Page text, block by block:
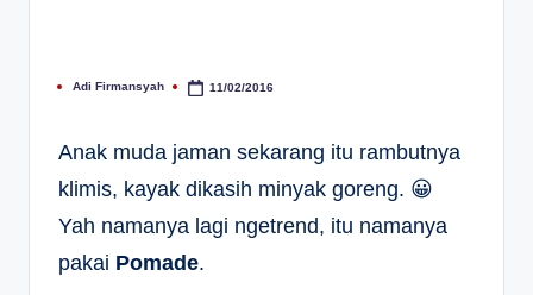
Posted
Adi Firmansyah 11/02/2016
Anak muda jaman sekarang itu rambutnya
klimis, kayak dikasih minyak goreng. 😀
Yah namanya lagi ngetrend, itu namanya
pakai Pomade.